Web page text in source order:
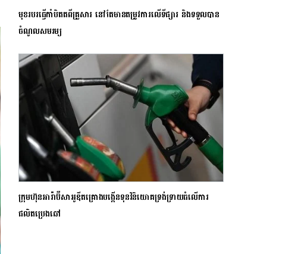
មុខរបរធ្វើកាំបិតតពីគ្រួសារ នៅតែមានតម្រូវការលើទីផ្សារ និងទទួលបាន
ចំណូលសមរម្យ
ក្រុមហ៊ុនអារ៉ាប៊ីសាអូឌីតគ្រោងបង្កើនទុនវិនិយោគទ្រង់ទ្រាយធំលើការ
ផលិតប្រេងឆៅ